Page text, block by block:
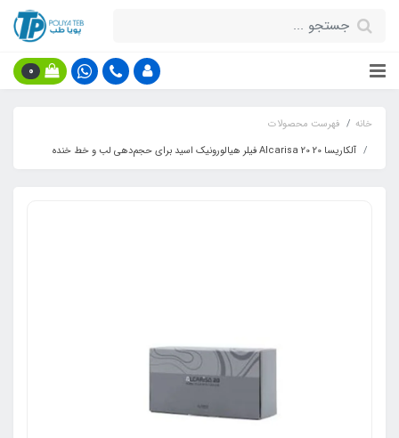
0
خانه
فهرست محصولات
آلکاریسا 20 Alcarisa 20 فیلر هیالورونیک اسید برای حجم‌دهی لب و خط خنده